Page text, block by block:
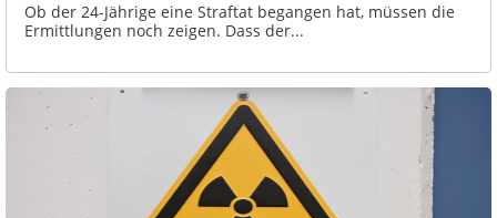
Ob der 24-Jährige eine Straftat begangen hat, müssen die
Ermittlungen noch zeigen. Dass der...